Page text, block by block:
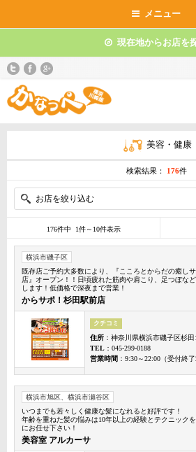
メニュー
現在地からお店を
美容・健康
検索結果： 176件
お店を絞り込む
176件中 1件～10件表示
横浜市磯子区
既存店ご予約大多数により、『こころとからだの癒し
店』オープン！！日頃疲れた筋肉や肩こり、足つぼな
します！低価格で深夜まで営業！
からサポ！杉田駅前店
クチコミ
住所 ：神奈川県横浜市磯子区杉
TEL ：045-299-0188
営業時間 ：9:30～22:00（受付終了
横浜市旭区、横浜市瀬谷区
いつまでも若々しく健康な髪になれると好評です！
年齢を重ねた髪の悩みは10年以上の経験とテクニック
にお任せ下さい！
美容室 アルカーサ